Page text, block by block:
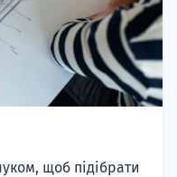
щоб підібрати